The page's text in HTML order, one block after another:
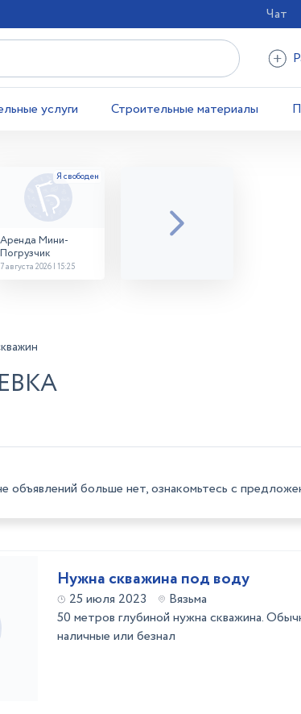
Чат
услуги Строительные материалы
Аренда Мини-
Погрузчик
7 августа 2026 | 15:25
объявлений больше нет, ознакомьтесь с
Нужна скважина под воду
25 июля 2023
Вязьма
50 метров глубиной нужна скважина.
наличные или безнал